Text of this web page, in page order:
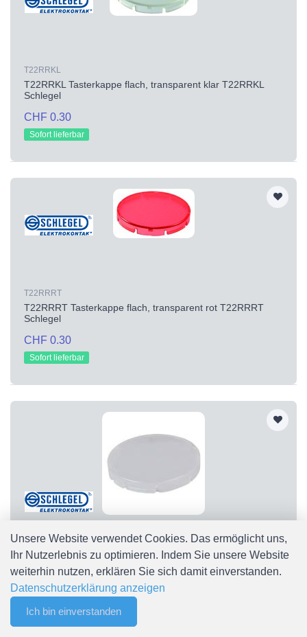
Merkliste
T22RRKL
T22RRKL Tasterkappe flach, transparent klar T22RRKL
Schlegel
CHF 0.30
Sofort lieferbar
T22RRRT
T22RRRT Tasterkappe flach, transparent rot T22RRRT
Schlegel
CHF 0.30
Sofort lieferbar
T22RRWS
T22RRWS Tasterkappe flach, transparent weiß T22RRWS
CHF 0.30
Unsere Website verwendet Cookies. Das ermöglicht uns,
Ihr Nutzerlebnis zu optimieren. Indem Sie unsere Website
weiterhin nutzen, erklären Sie sich damit einverstanden.
Datenschutzerklärung anzeigen
Ich bin einverstanden